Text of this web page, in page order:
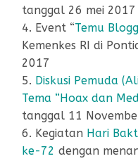
tanggal 26 mei 2017
4. Event “Temu
Kemenkes RI di
2017
5. Diskusi Pemuda
Tema “Hoax dan
tanggal 11
6. Kegiatan Hari
ke-72 dengan